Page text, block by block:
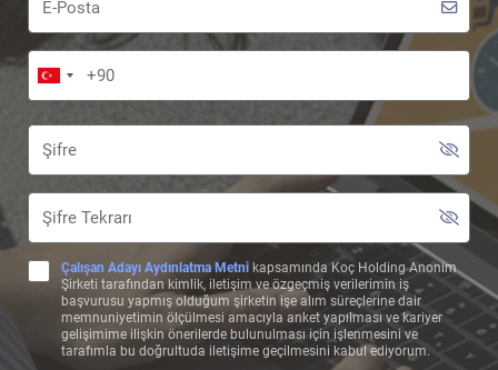
Çalışan Adayı Aydınlatma Metni kapsamında Koç Holding Anonim
Şirketi tarafından kimlik, iletişim ve özgeçmiş verilerimin iş
başvurusu yapmış olduğum şirketin işe alım süreçlerine dair
memnuniyetimin ölçülmesi amacıyla anket yapılması ve kariyer
gelişimime ilişkin önerilerde bulunulması için işlenmesini ve
tarafımla bu doğrultuda iletişime geçilmesini kabul ediyorum.